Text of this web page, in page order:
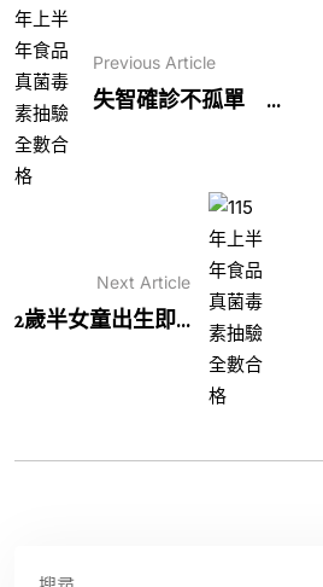
Previous Article
失智確診不孤單 ...
Next Article
2歲半女童出生即...